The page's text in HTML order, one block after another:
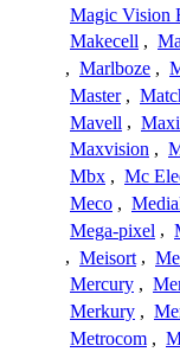
Magic Vision
Makecell ,
, Marlboze ,
Master ,
Mavell ,
Maxvision ,
Mbx , Mc
Meco ,
Mega-pixel ,
, Meisort ,
Mercury ,
Merkury ,
Metrocom ,